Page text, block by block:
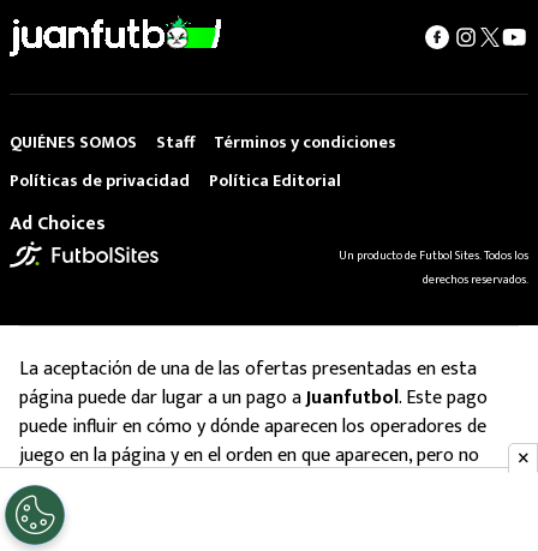
QUIÉNES SOMOS Staff
Términos y condiciones
Políticas de privacidad
Política Editorial
Ad Choices
Un producto de Futbol Sites. Todos los
derechos reservados.
La aceptación de una de las ofertas presentadas en esta
página puede dar lugar a un pago aJuanfutbol. Este pago
puede influir en cómo y dónde aparecen los operadores de
juego en la página y en el orden en que aparecen, pero no
influye en nuestras evaluaciones.